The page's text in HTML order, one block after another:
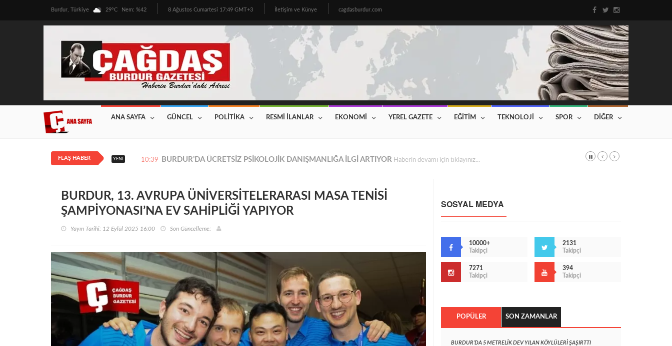
Burdur, Türkiye 29°C Nem: %42 8 Ağustos Cumartesi 17:49 GMT+3 İletişim ve Künye cagdasburdur.com
ANA SAYFA GÜNCEL POLİTİKA RESMİ İLANLAR EKONOMİ YEREL GAZETE EĞİTİM TEKNOLOJİ SPOR DİĞER
FLAŞ HABER YENI 12:08 BURDUR’DA ÜRETİCİNİN BEKLEDİĞİ HABER GELDİ! 2026 YILI FİYATLAR AÇIKLANDI Haberin devamı için tıklayınız...
BURDUR, 13. AVRUPA ÜNİVERSİTELERARASI MASA TENİSİ
ŞAMPİYONASI’NA EV SAHİPLİĞİ YAPIYOR
Yayın Tarihi: 12 Eylül 2025 16:00 Son Güncelleme:
SOSYAL MEDYA
10000+
Takipçi
2131
Takipçi
7271
Takipçi
394
Takipçi
POPÜLER SON ZAMANLAR
BURDUR’DA 5 METRELİK DEV YILAN KÖYLÜLERİ ŞAŞIRTTI